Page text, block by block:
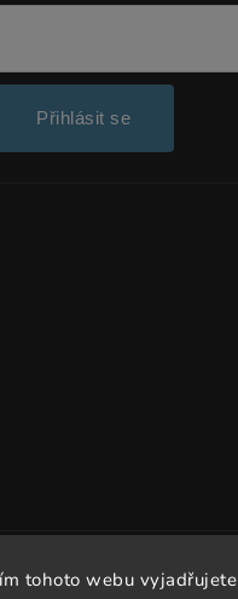
tohoto webu vyjadřujete
Přihlásit se
práva vyhrazena.